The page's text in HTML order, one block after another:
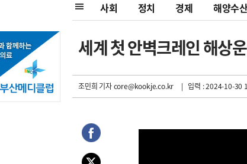
사회 정치 경제 해양수
세계 첫 안벽크레인 해상
조민희 기자core@kookje.co.kr | 입력 : 2024-10-30